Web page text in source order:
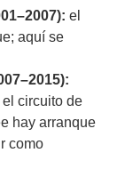
el
aquí se
circuito de
hay arranque
como